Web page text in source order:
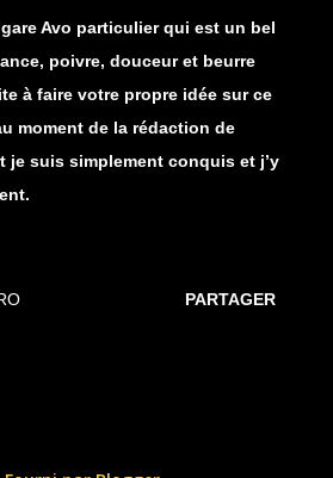
Avo particulier qui est un bel
poivre, douceur et beurre
à faire votre propre idée sur ce
moment de la rédaction de
je suis simplement conquis et j’y
PARTAGER